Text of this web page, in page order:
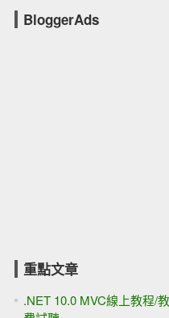
BloggerAds
重點文章
.NET 10.0 MVC線上教程/